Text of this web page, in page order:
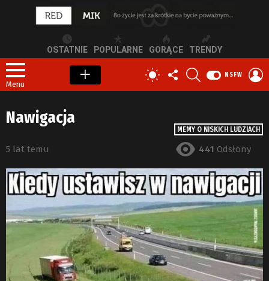
OSTATNIE POPULARNE GORĄCE TRENDY
Menu
PRZEŁĄCZ
SKÓRKĘ
OBSERWUJ
NAS
NSFW
MEMY O NISKICH LUDZIACH
Nawigacja
5 lat temu 441 Odsłony